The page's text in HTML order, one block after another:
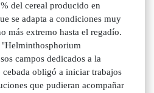
del cereal producido en
se adapta a condiciones muy
más extremo hasta el regadío.
campos dedicados a la
obligó a iniciar trabajos
que pudieran acompañar